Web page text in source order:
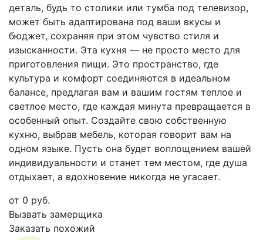
деталь, будь то столики или тумба под телевизор,
может быть адаптирована под ваши вкусы и
бюджет, сохраняя при этом чувство стиля и
изысканности. Эта кухня — не просто место для
приготовления пищи. Это пространство, где
культура и комфорт соединяются в идеальном
балансе, предлагая вам и вашим гостям теплое и
светлое место, где каждая минута превращается в
особенный опыт. Создайте свою собственную
кухню, выбрав мебель, которая говорит вам на
одном языке. Пусть она будет воплощением вашей
индивидуальности и станет тем местом, где душа
отдыхает, а вдохновение никогда не угасает.
от 0 руб.
Вызвать замерщика
Заказать похожий